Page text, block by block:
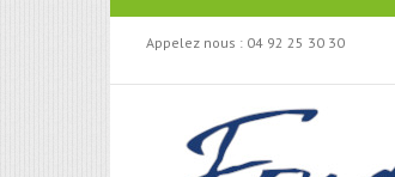
Appelez nous : 04 92 25 30 30